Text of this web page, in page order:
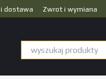
i dostawa Zwrot i wymiana